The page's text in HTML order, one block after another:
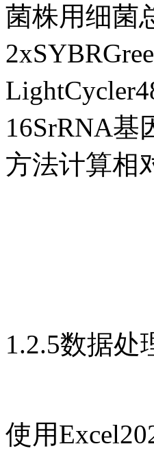
菌株用细菌
16SrRNA基
方法计算相
1.2.5数据处
使用